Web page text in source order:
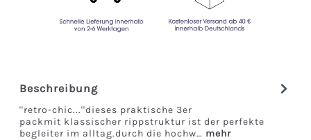
Beschreibung
''retro-chic...''dieses praktische 3er
packmit klassischer rippstruktur ist der perfekte
begleiter im alltag.durch die hochw… mehr